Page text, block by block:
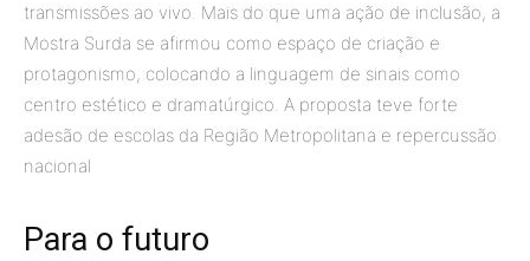
transmissões ao vivo. Mais do que uma ação de inclusão, a
Mostra Surda se afirmou como espaço de criação e
protagonismo, colocando a linguagem de sinais como
centro estético e dramatúrgico. A proposta teve forte
adesão de escolas da Região Metropolitana e repercussão
nacional
Para o futuro